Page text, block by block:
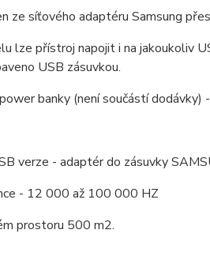
ze síťového adaptéru Samsung
lze přístroj napojit i na jakoukoliv
USB zásuvkou.
banky (není součástí
verze - adaptér do zásuvky
- 12 000 až 100 000 HZ
prostoru 500 m2.